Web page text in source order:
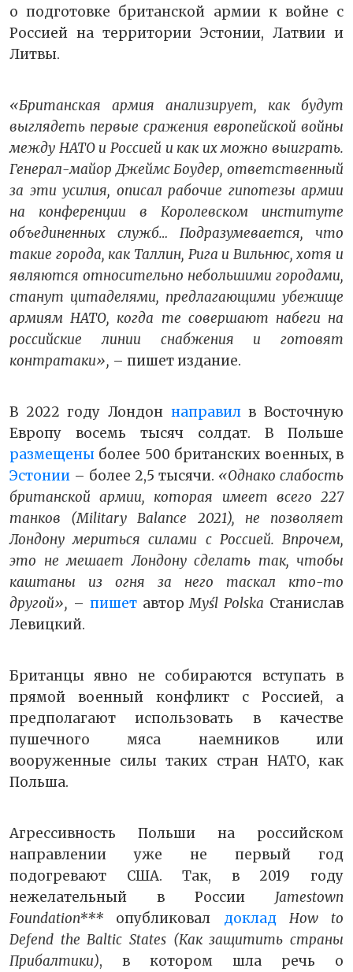
о подготовке британской армии к войне с
Россией на территории Эстонии, Латвии и
Литвы.
«Британская армия анализирует, как будут
выглядеть первые сражения европейской войны
между НАТО и Россией и как их можно выиграть.
Генерал-майор Джеймс Боудер, ответственный
за эти усилия, описал рабочие гипотезы армии
на конференции в Королевском институте
объединенных служб… Подразумевается, что
такие города, как Таллин, Рига и Вильнюс, хотя и
являются относительно небольшими городами,
станут цитаделями, предлагающими убежище
армиям НАТО, когда те совершают набеги на
российские линии снабжения и готовят
контратаки», – пишет издание.
В 2022 году Лондон направилв Восточную
Европу восемь тысяч солдат. В Польше
размещены более 500 британских военных, в
Эстонии – более 2,5 тысячи. «Однако слабость
британской армии, которая имеет всего 227
танков (Military Balance 2021), не позволяет
Лондону мериться силами с Россией. Впрочем,
это не мешает Лондону сделать так, чтобы
каштаны из огня за него таскал кто-то
другой», – пишетавторMyśl Polska Станислав
Левицкий.
Британцы явно не собираются вступать в
прямой военный конфликт с Россией, а
предполагают использовать в качестве
пушечного мяса наемников или
вооруженные силы таких стран НАТО, как
Польша.
Агрессивность Польши на российском
направлении уже не первый год
подогревают США. Так, в 2019 году
нежелательный в России Jamestown
Foundation*** опубликовал доклад
How to
Defend the Baltic States (Как защитить страны
Прибалтики), в котором шла речь о